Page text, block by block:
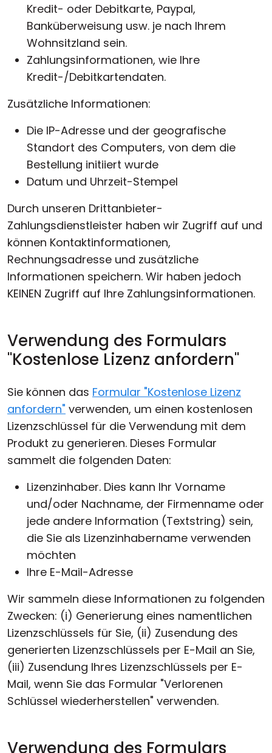
Kredit- oder Debitkarte, Paypal,
Banküberweisung usw. je nach Ihrem
Wohnsitzland sein.
Zahlungsinformationen, wie Ihre
Kredit-/Debitkartendaten.
Zusätzliche Informationen:
Die IP-Adresse und der geografische
Standort des Computers, von dem die
Bestellung initiiert wurde
Datum und Uhrzeit-Stempel
Durch unseren Drittanbieter-
Zahlungsdienstleister haben wir Zugriff auf und
können Kontaktinformationen,
Rechnungsadresse und zusätzliche
Informationen speichern. Wir haben jedoch
KEINEN Zugriff auf Ihre Zahlungsinformationen.
Verwendung des Formulars
"Kostenlose Lizenz anfordern"
Sie können das Formular "Kostenlose Lizenz
anfordern" verwenden, um einen kostenlosen
Lizenzschlüssel für die Verwendung mit dem
Produkt zu generieren. Dieses Formular
sammelt die folgenden Daten:
Lizenzinhaber. Dies kann Ihr Vorname
und/oder Nachname, der Firmenname oder
jede andere Information (Textstring) sein,
die Sie als Lizenzinhabername verwenden
möchten
Ihre E-Mail-Adresse
Wir sammeln diese Informationen zu folgenden
Zwecken: (i) Generierung eines namentlichen
Lizenzschlüssels für Sie, (ii) Zusendung des
generierten Lizenzschlüssels per E-Mail an Sie,
(iii) Zusendung Ihres Lizenzschlüssels per E-
Mail, wenn Sie das Formular "Verlorenen
Schlüssel wiederherstellen" verwenden.
Verwendung des Formulars